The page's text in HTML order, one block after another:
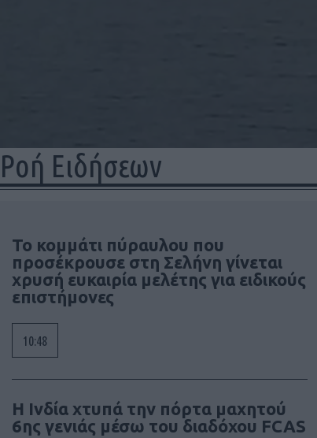
Ροή Ειδήσεων
Το κομμάτι πύραυλου που
προσέκρουσε στη Σελήνη γίνεται
χρυσή ευκαιρία μελέτης για ειδικούς
επιστήμονες
10:48
Η Ινδία χτυπά την πόρτα μαχητού
6ης γενιάς μέσω του διαδόχου FCAS